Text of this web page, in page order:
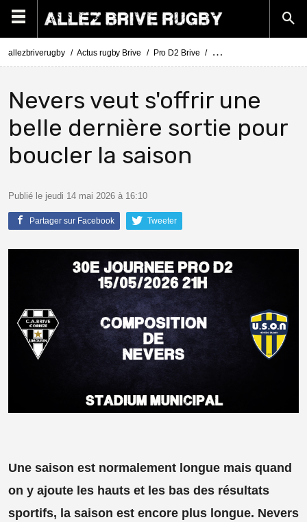
allezbriverugby Actus rugby Brive Pro D2 Brive Pro D2 Brive - Nevers :
Nevers veut s'offrir une
belle dernière sortie pour
boucler la saison
Publié le jeudi 14 mai 2026 à 16:10
Partager sur Facebook Tweeter
Une saison est normalement longue mais quand
on y ajoute les hauts et les bas des résultats
sportifs, la saison est encore plus longue. Nevers